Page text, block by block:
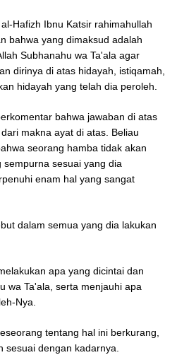
Hafizh Ibnu Katsir rahimahullah
bahwa yang dimaksud adalah
Subhanahu wa Ta'ala agar
dirinya di atas hidayah, istiqamah,
hidayah yang telah dia peroleh.
bahwa jawaban di atas
makna ayat di atas. Beliau
seorang hamba tidak akan
sesuai yang dia
enam hal yang sangat
dalam semua yang dia lakukan
apa yang dicintai dan
wa Ta'ala, serta menjauhi apa
Nya.
tentang hal ini berkurang,
sesuai dengan kadarnya.